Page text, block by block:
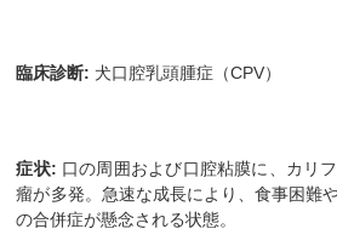
臨床診断: 犬口腔乳頭腫症（CPV）
症状: 口の周囲および口腔粘膜に、カリ
瘤が多発。急速な成長により、食事困難
の合併症が懸念される状態。